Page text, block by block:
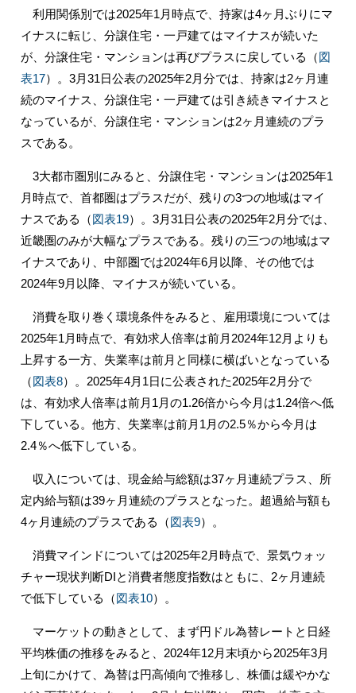
利用関係別では2025年1月時点で、持家は4ヶ月ぶりにマ
イナスに転じ、分譲住宅・一戸建てはマイナスが続いた
が、分譲住宅・マンションは再びプラスに戻している（図
表17）。3月31日公表の2025年2月分では、持家は2ヶ月連
続のマイナス、分譲住宅・一戸建ては引き続きマイナスと
なっているが、分譲住宅・マンションは2ヶ月連続のプラ
スである。
3大都市圏別にみると、分譲住宅・マンションは2025年1
月時点で、首都圏はプラスだが、残りの3つの地域はマイ
ナスである（図表19）。3月31日公表の2025年2月分では、
近畿圏のみが大幅なプラスである。残りの三つの地域はマ
イナスであり、中部圏では2024年6月以降、その他では
2024年9月以降、マイナスが続いている。
消費を取り巻く環境条件をみると、雇用環境については
2025年1月時点で、有効求人倍率は前月2024年12月よりも
上昇する一方、失業率は前月と同様に横ばいとなっている
（図表8）。2025年4月1日に公表された2025年2月分で
は、有効求人倍率は前月1月の1.26倍から今月は1.24倍へ低
下している。他方、失業率は前月1月の2.5％から今月は
2.4％へ低下している。
収入については、現金給与総額は37ヶ月連続プラス、所
定内給与額は39ヶ月連続のプラスとなった。超過給与額も
4ヶ月連続のプラスである（図表9）。
消費マインドについては2025年2月時点で、景気ウォッ
チャー現状判断DIと消費者態度指数はともに、2ヶ月連続
で低下している（図表10）。
マーケットの動きとして、まず円ドル為替レートと日経
平均株価の推移をみると、2024年12月末頃から2025年3月
上旬にかけて、為替は円高傾向で推移し、株価は緩やかな